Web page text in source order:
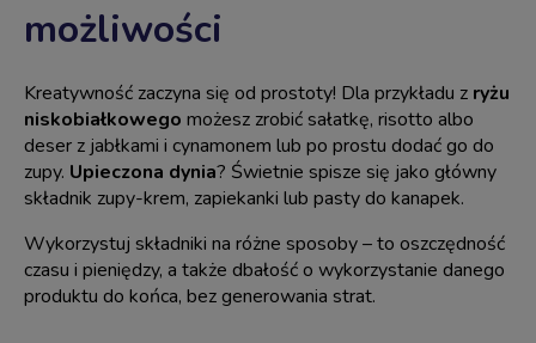
możliwości
Kreatywność zaczyna się od prostoty! Dla przykładu z ryżu
niskobiałkowego możesz zrobić sałatkę, risotto albo
deser z jabłkami i cynamonem lub po prostu dodać go do
zupy. Upieczona dynia? Świetnie spisze się jako główny
składnik zupy-krem, zapiekanki lub pasty do kanapek.
Wykorzystuj składniki na różne sposoby – to oszczędność
czasu i pieniędzy, a także dbałość o wykorzystanie danego
produktu do końca, bez generowania strat.